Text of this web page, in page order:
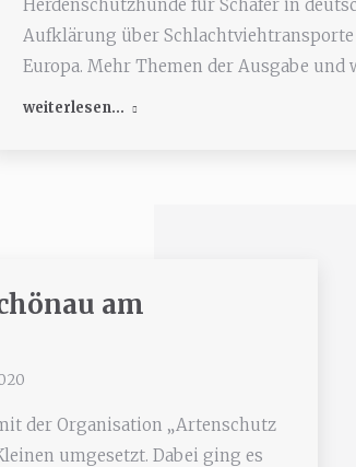
Herdenschutzhunde für Schäfer in
Aufklärung über
Europa. Mehr Themen der Ausgabe und
weiterlesen...
am
der Organisation „Artenschutz
umgesetzt. Dabei ging es